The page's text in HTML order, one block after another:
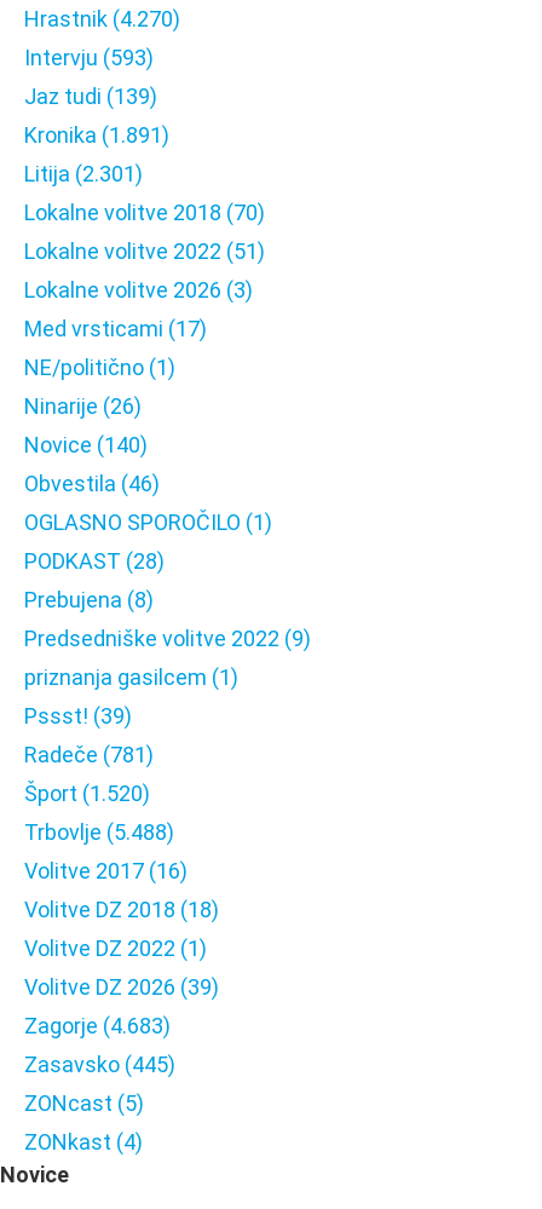
Hrastnik (4.270)
Intervju (593)
Jaz tudi (139)
Kronika (1.891)
Litija (2.301)
Lokalne volitve 2018 (70)
Lokalne volitve 2022 (51)
Lokalne volitve 2026 (3)
Med vrsticami (17)
NE/politično (1)
Ninarije (26)
Novice (140)
Obvestila (46)
OGLASNO SPOROČILO (1)
PODKAST (28)
Prebujena (8)
Predsedniške volitve 2022 (9)
priznanja gasilcem (1)
Pssst! (39)
Radeče (781)
Šport (1.520)
Trbovlje (5.488)
Volitve 2017 (16)
Volitve DZ 2018 (18)
Volitve DZ 2022 (1)
Volitve DZ 2026 (39)
Zagorje (4.683)
Zasavsko (445)
ZONcast (5)
ZONkast (4)
Novice